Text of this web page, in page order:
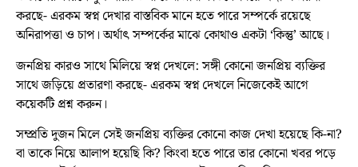
করছে- এরকম স্বপ্ন দেখার বাস্তবিক মানে হতে পারে সম্পর্কে রয়েছে
অনিরাপত্তা ও চাপ। অর্থাৎ সম্পর্কের মাঝে কোথাও একটা ‘কিন্তু’ আছে।
জনপ্রিয় কারও সাথে মিলিয়ে স্বপ্ন দেখলে: সঙ্গী কোনো জনপ্রিয় ব্যক্তির
সাথে জড়িয়ে প্রতারণা করছে- এরকম স্বপ্ন দেখলে নিজেকেই আগে
কয়েকটি প্রশ্ন করুন।
সম্প্রতি দুজন মিলে সেই জনপ্রিয় ব্যক্তির কোনো কাজ দেখা হয়েছে কি-না?
বা তাকে নিয়ে আলাপ হয়েছি কি? কিংবা হতে পারে তার কোনো খবর পড়ে